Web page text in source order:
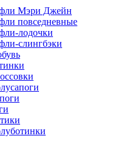
Мэри Джейн
повседневные
лодочки
слингбэки